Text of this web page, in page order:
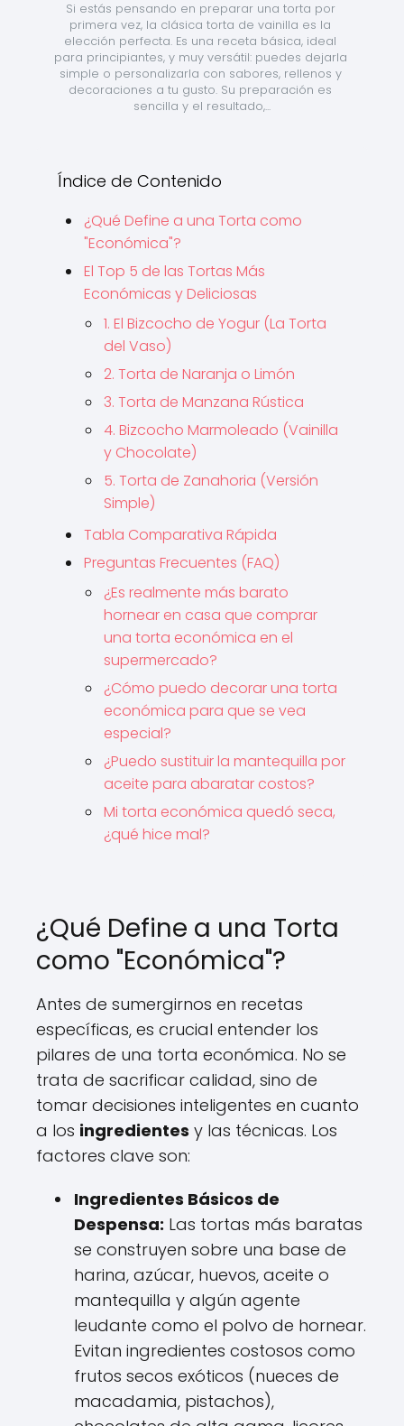
Si estás pensando en preparar una torta por
primera vez, la clásica torta de vainilla es la
elección perfecta. Es una receta básica, ideal
para principiantes, y muy versátil: puedes dejarla
simple o personalizarla con sabores, rellenos y
decoraciones a tu gusto. Su preparación es
sencilla y el resultado,...
Índice de Contenido
¿Qué Define a una Torta como
"Económica"?
El Top 5 de las Tortas Más
Económicas y Deliciosas
1. El Bizcocho de Yogur (La Torta
del Vaso)
2. Torta de Naranja o Limón
3. Torta de Manzana Rústica
4. Bizcocho Marmoleado (Vainilla
y Chocolate)
5. Torta de Zanahoria (Versión
Simple)
Tabla Comparativa Rápida
Preguntas Frecuentes (FAQ)
¿Es realmente más barato
hornear en casa que comprar
una torta económica en el
supermercado?
¿Cómo puedo decorar una torta
económica para que se vea
especial?
¿Puedo sustituir la mantequilla por
aceite para abaratar costos?
Mi torta económica quedó seca,
¿qué hice mal?
¿Qué Define a una Torta
como "Económica"?
Antes de sumergirnos en recetas
específicas, es crucial entender los
pilares de una torta económica. No se
trata de sacrificar calidad, sino de
tomar decisiones inteligentes en cuanto
a los ingredientes y las técnicas. Los
factores clave son:
Ingredientes Básicos de
Despensa: Las tortas más baratas
se construyen sobre una base de
harina, azúcar, huevos, aceite o
mantequilla y algún agente
leudante como el polvo de hornear.
Evitan ingredientes costosos como
frutos secos exóticos (nueces de
macadamia, pistachos),